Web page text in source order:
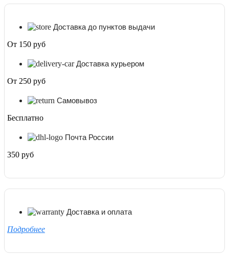
Доставка до пунктов выдачи
От 150 руб
Доставка курьером
От 250 руб
Самовывоз
Бесплатно
Почта России
350 руб
Доставка и оплата
Подробнее